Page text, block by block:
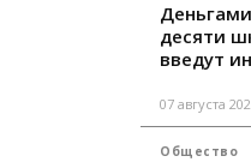
десяти
введут
07 августа
Общество